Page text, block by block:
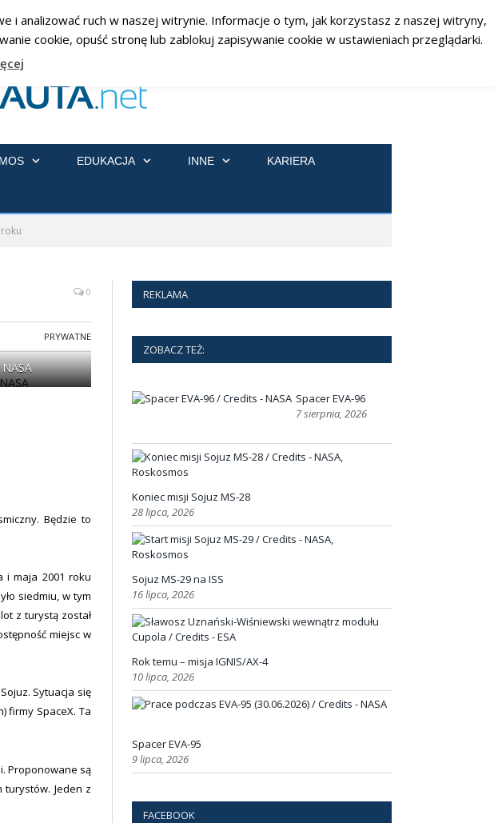
RSS Facebook
Twitter
EDUKACJA INNE KARIERA
0
PRYWATNE
Będzie to
i maja 2001 roku
siedmiu, w tym
z turystą został
miejsc w
Sytuacja się
firmy SpaceX. Ta
Proponowane są
Jeden z
REKLAMA
ZOBACZ TEŻ:
Spacer EVA-96
7 sierpnia, 2026
Koniec misji Sojuz MS-28
28 lipca, 2026
Sojuz MS-29 na ISS
16 lipca, 2026
Rok temu – misja IGNIS/AX-4
10 lipca, 2026
Spacer EVA-95
9 lipca, 2026
FACEBOOK
i analizować ruch w naszej witrynie. Informacje o tym, jak korzystasz z naszej witryny,
cookie, opuść stronę lub zablokuj zapisywanie cookie w ustawieniach przeglądarki.